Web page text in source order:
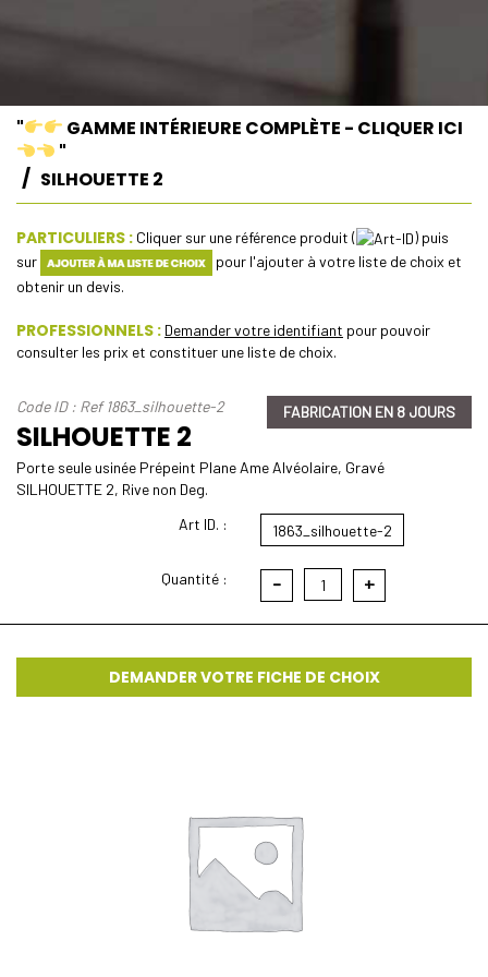
"
GAMME INTÉRIEURE COMPLÈTE - CLIQUER ICI
"
SILHOUETTE 2
PARTICULIERS : Cliquer sur une référence produit (
) puis
sur
pour l'ajouter à votre liste de choix et
obtenir un devis.
PROFESSIONNELS : Demander votre identifiant pour pouvoir
consulter les prix et constituer une liste de choix.
Code ID : Ref 1863_silhouette-2
SILHOUETTE 2
FABRICATION EN 8 JOURS
Porte seule usinée Prépeint Plane Ame Alvéolaire, Gravé
SILHOUETTE 2, Rive non Deg.
Art ID. :
Quantité :
1863_silhouette-2
- 1 +
DEMANDER VOTRE FICHE DE CHOIX